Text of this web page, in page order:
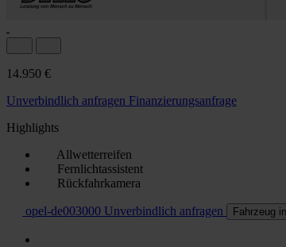
14.950 €
Unverbindlich anfragen Finanzierungsanfrage
Highlights
Allwetterreifen
Fernlichtassistent
Rückfahrkamera
opel-de003000 Unverbindlich anfragen Fahrzeug